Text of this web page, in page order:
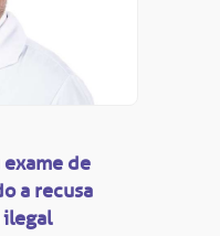
exame de
a recusa
ilegal